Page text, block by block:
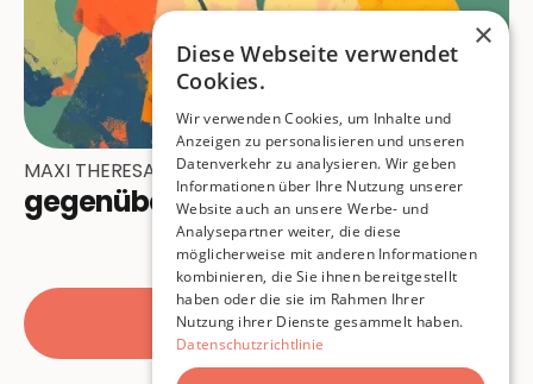
MAXI THERESA
gegenüber
Alle Beiträge
×
Diese Webseite verwendet
Cookies.
Wir verwenden Cookies, um Inhalte und
Anzeigen zu personalisieren und unseren
Datenverkehr zu analysieren. Wir geben
Informationen über Ihre Nutzung unserer
Website auch an unsere Werbe- und
Analysepartner weiter, die diese
möglicherweise mit anderen Informationen
kombinieren, die Sie ihnen bereitgestellt
haben oder die sie im Rahmen Ihrer
Nutzung ihrer Dienste gesammelt haben.
Datenschutzrichtlinie